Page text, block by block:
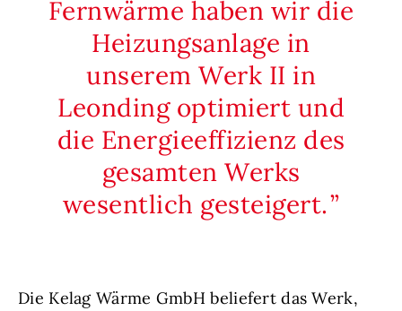
Fernwärme haben wir die
Heizungsanlage in
unserem Werk II in
Leonding optimiert und
die Energieeffizienz des
gesamten Werks
wesentlich gesteigert.
Die Kelag Wärme GmbH beliefert das Werk,